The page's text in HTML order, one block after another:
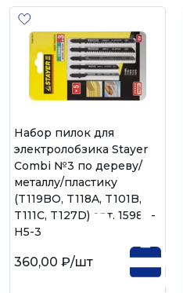
Набор пилок для
электролобзика Stayer
Combi №3 по дереву/
металлу/пластику
(T119BO, T118A, T101B,
T111C, T127D) арт. 15980-
H5-3
360,00 ₽/шт